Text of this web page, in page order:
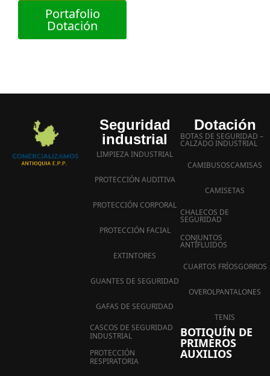
Portafolio
Dotación
Seguridad
industrial
LIMPIEZA INDUSTRIAL
PROTECCIÓN AUDITIVA
PROTECCIÓN CORPORAL
PROTECCIÓN FACIAL
EXTINTORES
GUANTES DE SEGURIDAD
GAFAS DE SEGURIDAD
CASCOS DE SEGURIDAD
INDUSTRIAL
PROTECCIÓN
RESPIRATORIA
Dotación
BOTAS DE SEGURIDAD –
CALZADO INDUSTRIAL
CAMIBUSOSCAMISAS
CAMISETAS
CHALECOS DE
SEGURIDAD
CONJUNTOS
ANTIFLUIDOS
CUARTOS FRÍOSGORROS
OVEROLPANTALONES
TENIS
BOTIQUÍN DE
PRIMEROS
AUXILIOS